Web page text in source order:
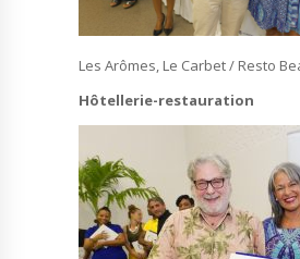
Les Arômes, Le Carbet / Resto
Hôtellerie-restauration